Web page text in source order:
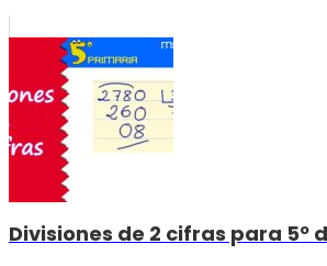
Divisiones de 2 cifras para 5º